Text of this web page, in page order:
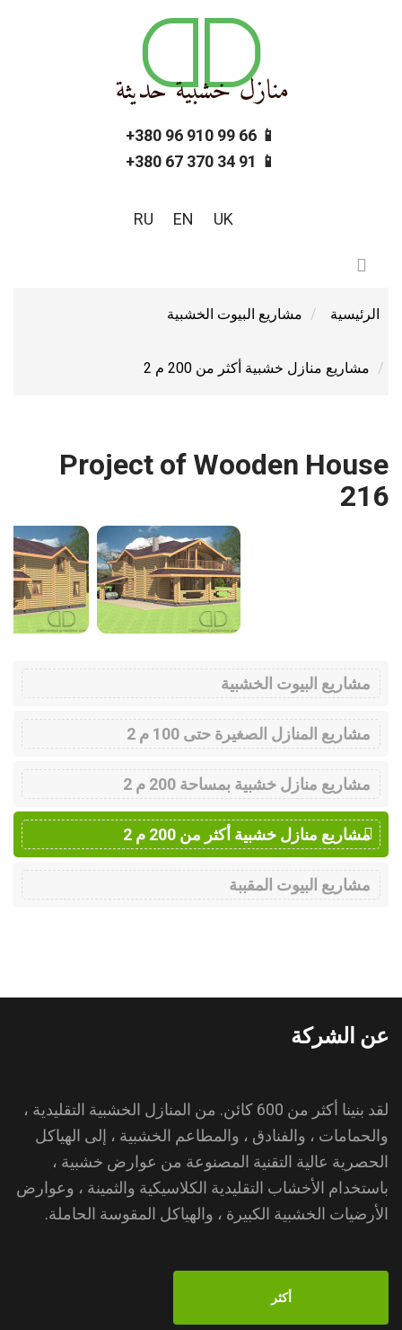
📱 66 99 910 96 380+
📱 91 34 370 67 380+
UK
EN
RU
الرئيسية مشاريع البيوت الخشبية
مشاريع منازل خشبية أكثر من 200 م 2
Project of Wooden House
216
مشاريع البيوت الخشبية
مشاريع المنازل الصغيرة حتى 100 م 2
مشاريع منازل خشبية بمساحة 200 م 2
مشاريع منازل خشبية أكثر من 200 م 2
مشاريع البيوت المقببة
عن الشركة
لقد بنينا أكثر من 600 كائن. من المنازل الخشبية التقليدية ،
والحمامات ، والفنادق ، والمطاعم الخشبية ، إلى الهياكل
الحصرية عالية التقنية المصنوعة من عوارض خشبية ،
باستخدام الأخشاب التقليدية الكلاسيكية والثمينة ، وعوارض
الأرضيات الخشبية الكبيرة ، والهياكل المقوسة الحاملة.
أكثر